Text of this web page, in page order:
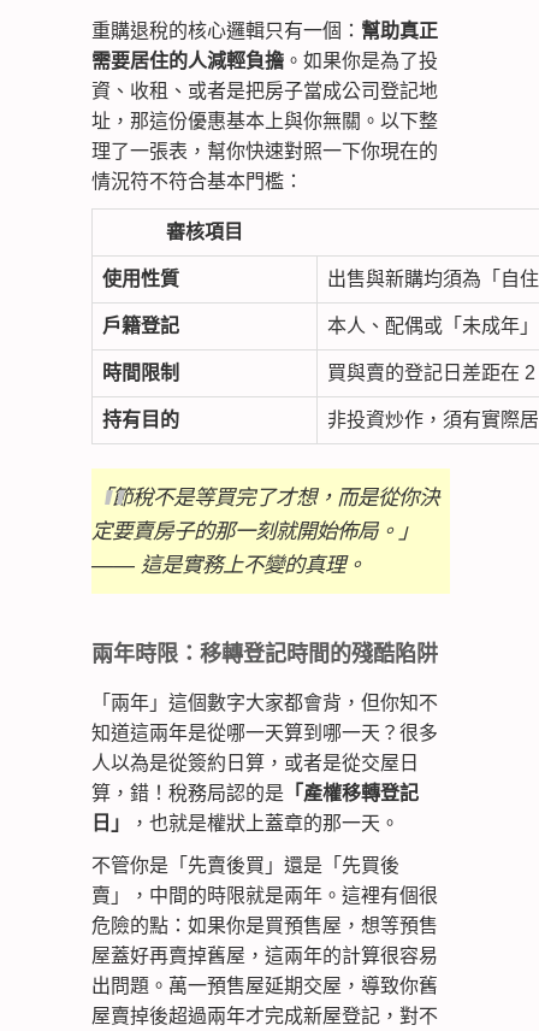
重購退稅的核心邏輯只有一個： 幫助真正
需要居住的人減輕負擔 。如果你是為了投
資、收租、或者是把房子當成公司登記地
址，那這份優惠基本上與你無關。以下整
理了一張表，幫你快速對照一下你現在的
情況符不符合基本門檻：
審核項目
使用性質 出售與新購均須為「自
戶籍登記 本人、配偶或「未成年
時間限制 買與賣的登記日差距在
持有目的 非投資炒作，須有實際
「節稅不是等買完了才想，而是從你決
定要賣房子的那一刻就開始佈局。」
—— 這是實務上不變的真理。
兩年時限：移轉登記時間的殘酷陷阱
「兩年」這個數字大家都會背，但你知不
知道這兩年是從哪一天算到哪一天？很多
人以為是從簽約日算，或者是從交屋日
算，錯！稅務局認的是 「產權移轉登記
日」
，也就是權狀上蓋章的那一天。
不管你是「先賣後買」還是「先買後
賣」，中間的時限就是兩年。這裡有個很
危險的點：如果你是買預售屋，想等預售
屋蓋好再賣掉舊屋，這兩年的計算很容易
出問題。萬一預售屋延期交屋，導致你舊
屋賣掉後超過兩年才完成新屋登記，對不